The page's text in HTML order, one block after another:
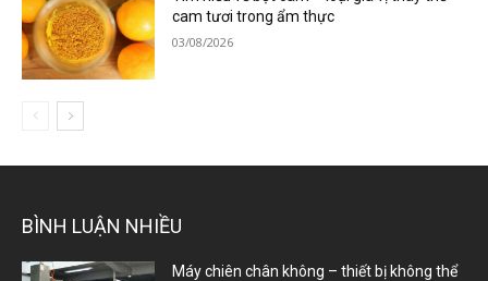
cam tươi trong ẩm thực
03/08/2026
BÌNH LUẬN NHIỀU
Máy chiên chân không – thiết bị không thể